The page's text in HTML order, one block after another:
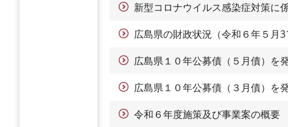
新型コロナウイルス感染症対策に
広島県の財政状況（令和６年５月
広島県１０年公募債（５月債）を
広島県１０年公募債（３月債）を
令和６年度施策及び事業案の概要